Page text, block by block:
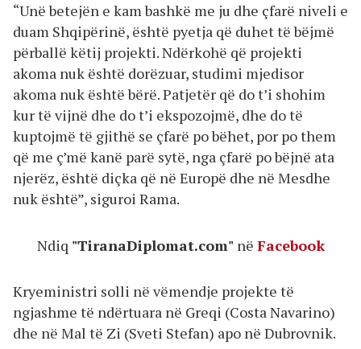
“Unë betejën e kam bashkë me ju dhe çfarë niveli e
duam Shqipërinë, është pyetja që duhet të bëjmë
përballë këtij projekti. Ndërkohë që projekti
akoma nuk është dorëzuar, studimi mjedisor
akoma nuk është bërë. Patjetër që do t’i shohim
kur të vijnë dhe do t’i ekspozojmë, dhe do të
kuptojmë të gjithë se çfarë po bëhet, por po them
që me ç’më kanë parë sytë, nga çfarë po bëjnë ata
njerëz, është diçka që në Europë dhe në Mesdhe
nuk është”, siguroi Rama.
Ndiq "TiranaDiplomat.com" në Facebook
Kryeministri solli në vëmendje projekte të
ngjashme të ndërtuara në Greqi (Costa Navarino)
dhe në Mal të Zi (Sveti Stefan) apo në Dubrovnik.